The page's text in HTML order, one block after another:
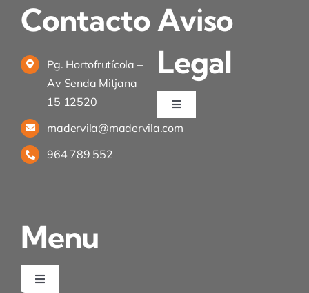
Contacto
Pg. Hortofrutícola –
Av Senda Mitjana
15 12520
madervila@madervila.com
964 789 552
Aviso
Legal
Toggle
Navigation
Política de privacidad
Ley de cookies
Desistimiento
Menu
Toggle